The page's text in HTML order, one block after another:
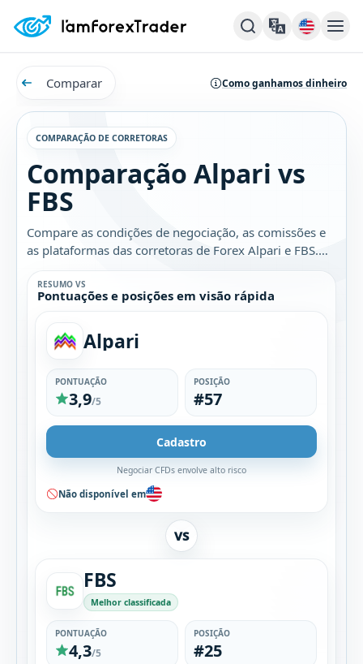
Comparar Como ganhamos dinheiro
COMPARAÇÃO DE CORRETORAS
Comparação Alpari vs
FBS
Compare as condições de negociação, as comissões e
as plataformas das corretoras de Forex Alpari e FBS.
Descubra qual é a melhor opção para você.
RESUMO VS
Pontuações e posições em visão rápida
Alpari
PONTUAÇÃO
3,9/5
POSIÇÃO
#57
Cadastro
Negociar CFDs envolve alto risco
Não disponível em
VS
FBS
Melhor classificada
PONTUAÇÃO
4,3/5
POSIÇÃO
#25